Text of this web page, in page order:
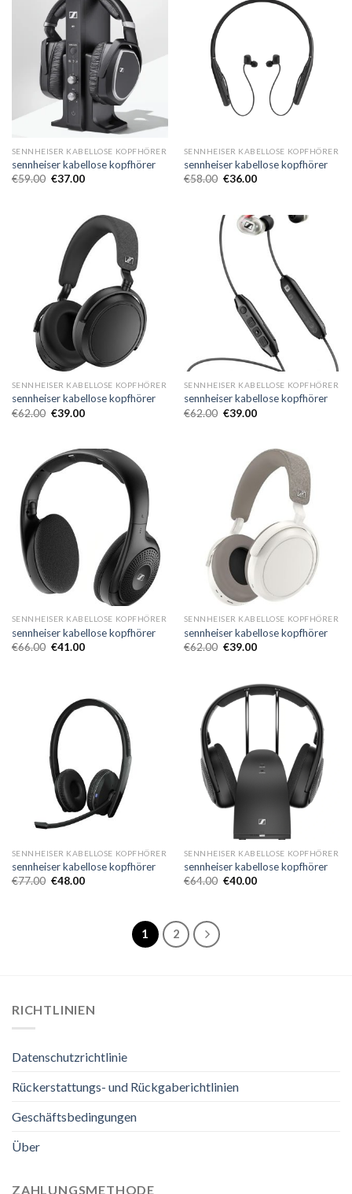
SENNHEISER KABELLOSE KOPFHÖRER
sennheiser kabellose kopfhörer
€59.00 €37.00
SENNHEISER KABELLOSE KOPFHÖRER
sennheiser kabellose kopfhörer
€58.00 €36.00
SENNHEISER KABELLOSE KOPFHÖRER
sennheiser kabellose kopfhörer
€62.00 €39.00
SENNHEISER KABELLOSE KOPFHÖRER
sennheiser kabellose kopfhörer
€62.00 €39.00
SENNHEISER KABELLOSE KOPFHÖRER
sennheiser kabellose kopfhörer
€66.00 €41.00
SENNHEISER KABELLOSE KOPFHÖRER
sennheiser kabellose kopfhörer
€62.00 €39.00
SENNHEISER KABELLOSE KOPFHÖRER
sennheiser kabellose kopfhörer
€77.00 €48.00
SENNHEISER KABELLOSE KOPFHÖRER
sennheiser kabellose kopfhörer
€64.00 €40.00
1 2
RICHTLINIEN
Datenschutzrichtlinie
Rückerstattungs- und Rückgaberichtlinien
Geschäftsbedingungen
Über
ZAHLUNGSMETHODE